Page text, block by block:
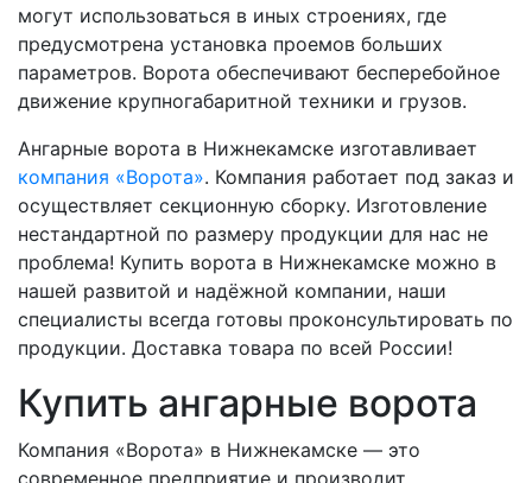
могут использоваться в иных строениях, где
предусмотрена установка проемов больших
параметров. Ворота обеспечивают бесперебойное
движение крупногабаритной техники и грузов.
Ангарные ворота в Нижнекамске изготавливает
компания «Ворота». Компания работает под заказ и
осуществляет секционную сборку. Изготовление
нестандартной по размеру продукции для нас не
проблема! Купить ворота в Нижнекамске можно в
нашей развитой и надёжной компании, наши
специалисты всегда готовы проконсультировать по
продукции. Доставка товара по всей России!
Купить ангарные ворота
Компания «Ворота» в Нижнекамске — это
современное предприятие и производит